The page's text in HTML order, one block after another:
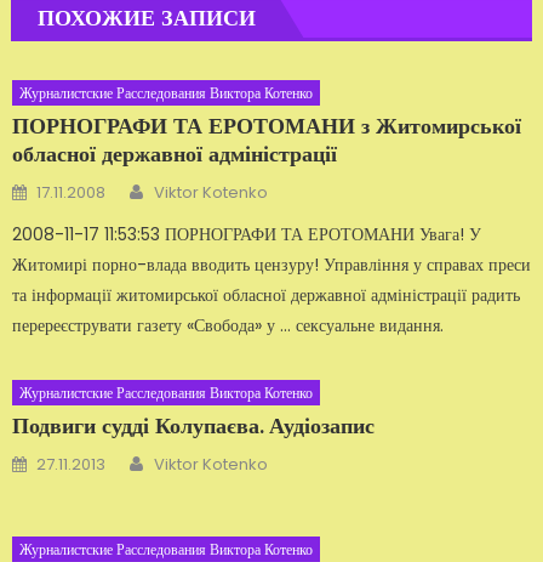
ПОХОЖИЕ ЗАПИСИ
Журналистские Расследования Виктора Котенко
ПОРНОГРАФИ ТА ЕРОТОМАНИ з Житомирської
обласної державної адміністрації
Добавлено
17.11.2008 Автор
Viktor Kotenko
2008-11-17 11:53:53 ПОРНОГРАФИ ТА ЕРОТОМАНИ Увага! У
Житомирі порно-влада вводить цензуру! Управління у справах преси
та інформації житомирської обласної дер­жавної адміністрації радить
перереєструвати газету «Свобода» у … сексу­альне видання.
Журналистские Расследования Виктора Котенко
Подвиги судді Колупаєва. Аудіозапис
Добавлено
27.11.2013 Автор
Viktor Kotenko
Журналистские Расследования Виктора Котенко